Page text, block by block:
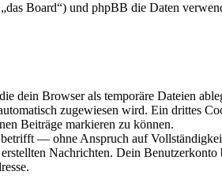
Board“) und phpBB die Daten
dein Browser als temporäre Dateien
zugewiesen wird. Ein drittes
Beiträge markieren zu können.
— ohne Anspruch auf
Nachrichten. Dein Benutzerkonto